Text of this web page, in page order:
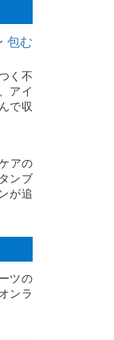
包む
く不
アイ
で収
アの
ンブ
が追
ツの
ンラ